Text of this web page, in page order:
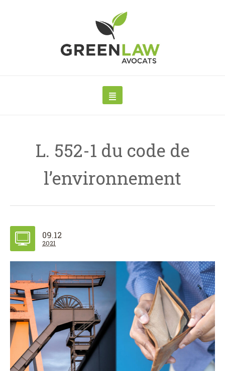
L. 552-1 du code de
l’environnement
09.12
2021